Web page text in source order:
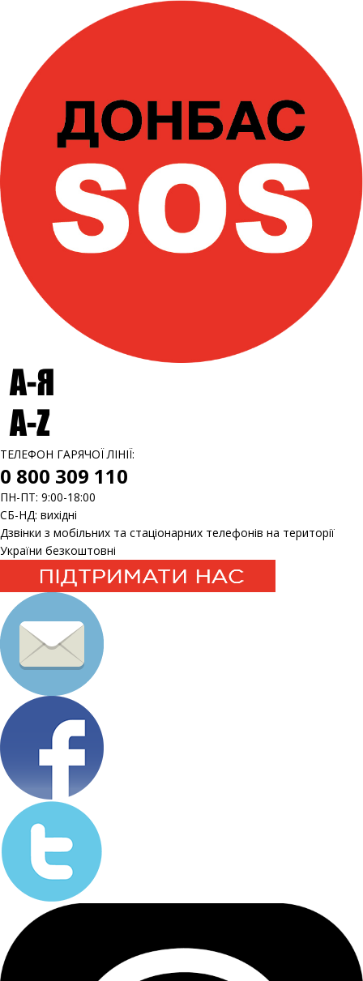
ТЕЛЕФОН ГАРЯЧОЇ ЛІНІЇ:
0 800 309 110
ПН-ПТ: 9:00-18:00
СБ-НД: вихідні
Дзвінки з мобільних та стаціонарних телефонів на території
України безкоштовні